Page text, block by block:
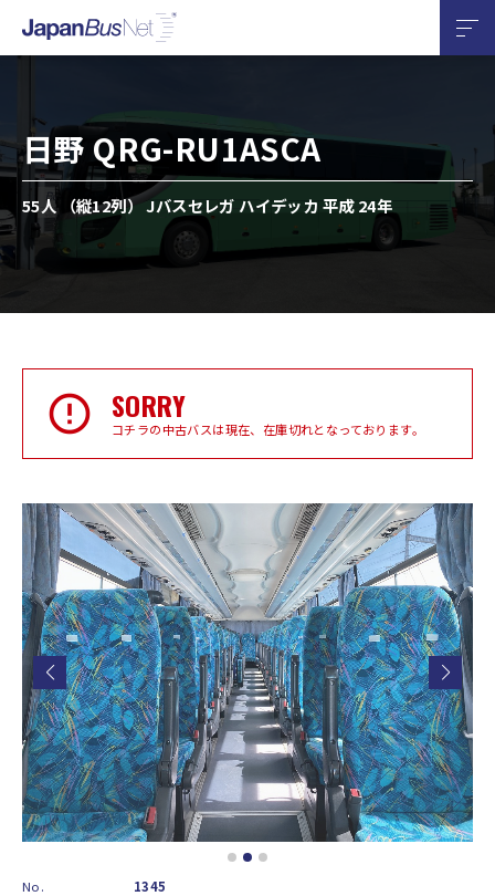
日野 QRG-RU1ASCA
55人 （縦12列） Jバスセレガ ハイデッカ 平成 24年
SORRY
コチラの中古バスは現在、在庫切れとなっております。
No. 1345